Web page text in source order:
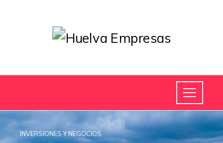
INVERSIONES Y NEGOCIOS